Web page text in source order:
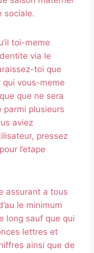
sociale.
toi-meme
via le
toi que
qui vous-meme
que ne sera
parmi plusieurs
aviez
pressez
l’etape
assurant a tous
le minimum
long sauf que qui
lettres et
ainsi que de